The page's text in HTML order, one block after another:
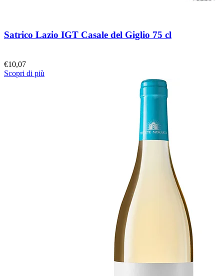
Satrico Lazio IGT Casale del Giglio 75 cl
€10,07
Scopri di più